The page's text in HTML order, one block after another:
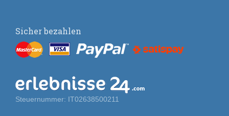
Sicher bezahlen
Steuernummer: IT02638500211